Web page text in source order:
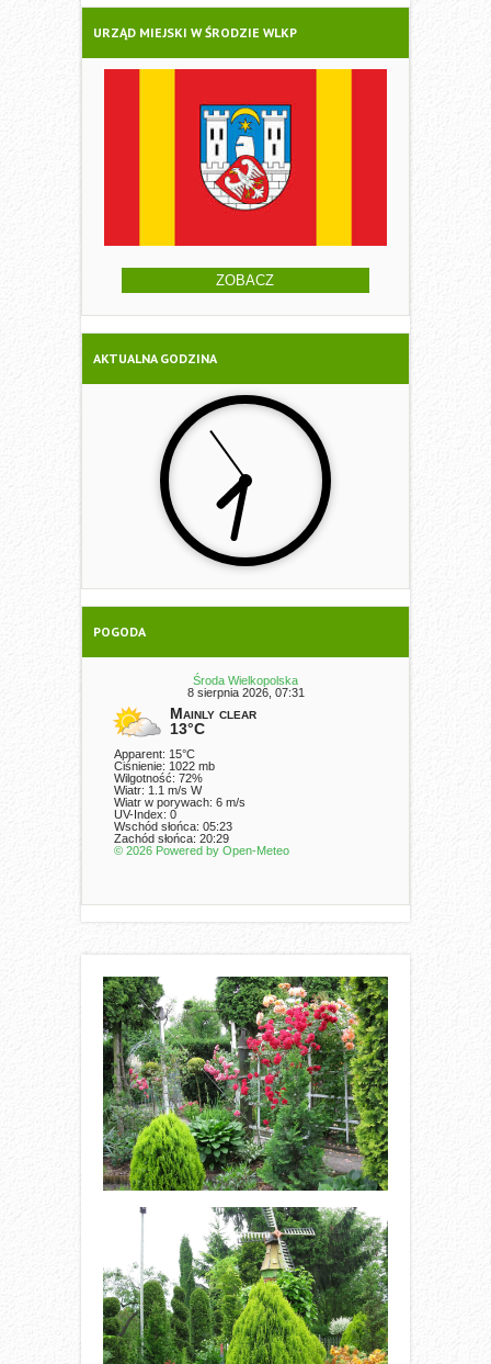
URZĄD MIEJSKI W ŚRODZIE WLKP
ZOBACZ
AKTUALNA GODZINA
POGODA
Środa Wielkopolska
8 sierpnia 2026, 07:31
Mainly clear
13°C
Apparent: 15°C
Ciśnienie: 1022 mb
Wilgotność: 72%
Wiatr: 1.1 m/s W
Wiatr w porywach: 6 m/s
UV-Index: 0
Wschód słońca: 05:23
Zachód słońca: 20:29
© 2026 Powered by Open-Meteo